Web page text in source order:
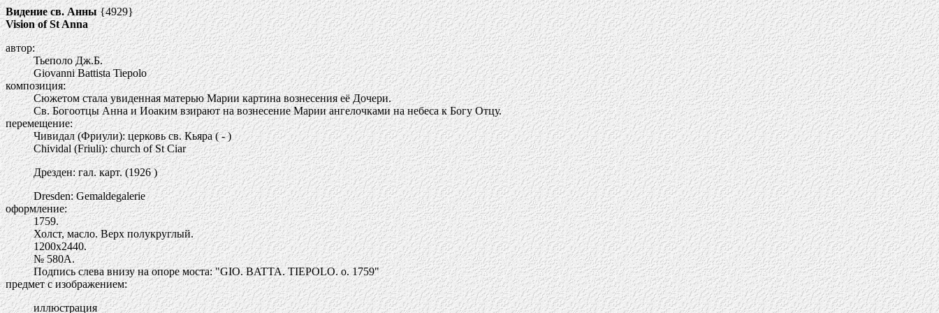
Видение св. Анны{4929}
Vision of St Anna
автор:
Тьеполо Дж.Б.
Giovanni Battista Tiepolo
композиция:
Сюжетом стала увиденная матерью Марии картина вознесения её Дочери.
Св. Богоотцы Анна и Иоаким взирают на вознесение Марии ангелочками на небеса к Богу Отцу.
перемещение:
Чивидал (Фриули): церковь св. Кьяра ( - )
Chividal (Friuli): church of St Ciar
Дрезден: гал. карт. (1926 )
Dresden: Gemaldegalerie
оформление:
1759.
Холст, масло. Верх полукруглый.
1200х2440.
№ 580A.
Подпись слева внизу на опоре моста: "GIO. BATTA. TIEPOLO. o. 1759"
предмет с изображением:
иллюстрация